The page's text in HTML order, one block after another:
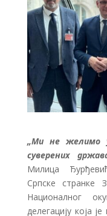
„Ми не желимо
суверених
Милица
Српске странке
Националног
делегацију која